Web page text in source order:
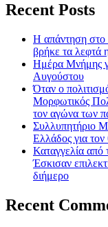
Recent Posts
Η απάντηση στο
βρήκε τα λεφτά
Ημέρα Μνήμης
Αυγούστου
Όταν ο
Μορφωτικός
τον αγώνα των
Συλλυπητήριο
Ελλάδος για
Καταγγελία από
Έσκισαν
διήμερο
Recent